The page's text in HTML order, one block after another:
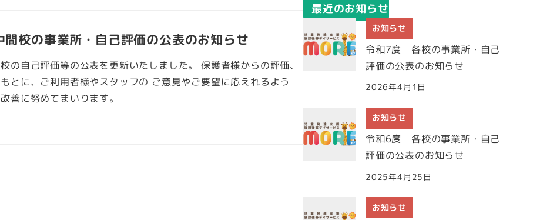
校の事業所・自己評価の公表のお知らせ
の自己評価等の公表を更新いたしました。 保護者様からの評価、
とに、ご利用者様やスタッフの ご意見やご要望に応えれるよう
善に努めてまいります。
最近のお知らせ
お知らせ
令和7度 各校の事業所・自己
評価の公表のお知らせ
2026年4月1日
お知らせ
令和6度 各校の事業所・自己
評価の公表のお知らせ
2025年4月25日
お知らせ